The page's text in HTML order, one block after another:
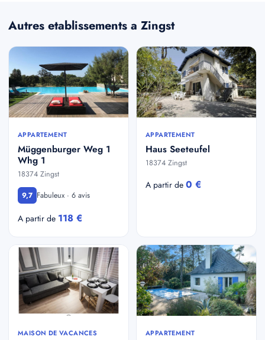
Autres etablissements a Zingst
APPARTEMENT
Müggenburger Weg 1
Whg 1
18374 Zingst
9,7 Fabuleux · 6 avis
A partir de 118 €
APPARTEMENT
Haus Seeteufel
18374 Zingst
A partir de 0 €
MAISON DE VACANCES APPARTEMENT